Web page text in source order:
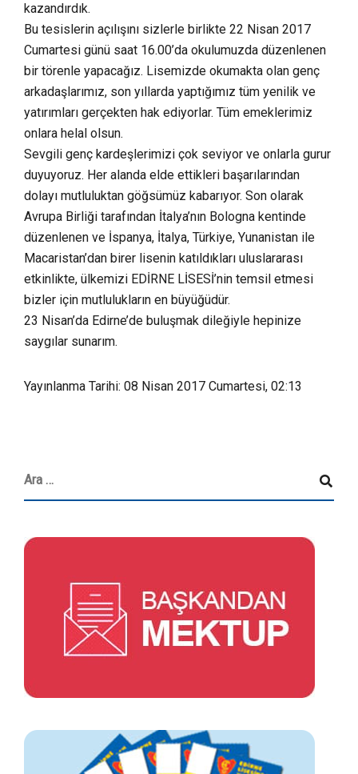
kazandırdık.
Bu tesislerin açılışını sizlerle birlikte 22 Nisan 2017
Cumartesi günü saat 16.00’da okulumuzda düzenlenen
bir törenle yapacağız. Lisemizde okumakta olan genç
arkadaşlarımız, son yıllarda yaptığımız tüm yenilik ve
yatırımları gerçekten hak ediyorlar. Tüm emeklerimiz
onlara helal olsun.
Sevgili genç kardeşlerimizi çok seviyor ve onlarla gurur
duyuyoruz. Her alanda elde ettikleri başarılarından
dolayı mutluluktan göğsümüz kabarıyor. Son olarak
Avrupa Birliği tarafından İtalya’nın Bologna kentinde
düzenlenen ve İspanya, İtalya, Türkiye, Yunanistan ile
Macaristan’dan birer lisenin katıldıkları uluslararası
etkinlikte, ülkemizi EDİRNE LİSESİ’nin temsil etmesi
bizler için mutlulukların en büyüğüdür.
23 Nisan’da Edirne’de buluşmak dileğiyle hepinize
saygılar sunarım.
Yayınlanma Tarihi: 08 Nisan 2017 Cumartesi, 02:13